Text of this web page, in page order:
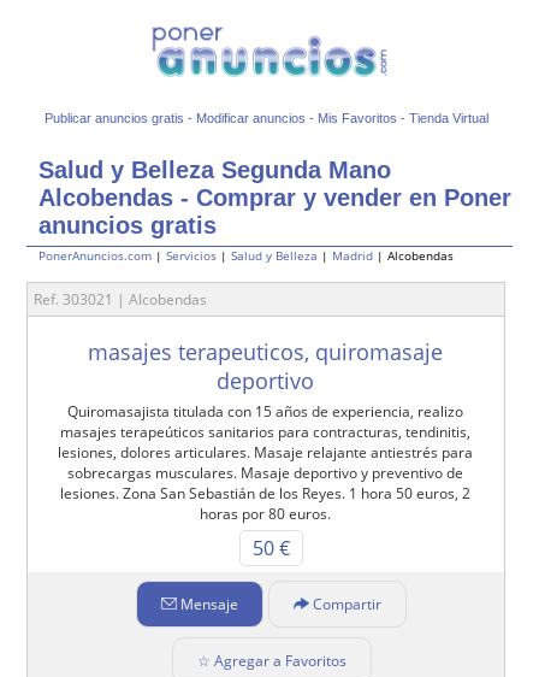
Publicar anuncios gratis - Modificar anuncios - Mis Favoritos -Tienda Virtual
Salud y Belleza Segunda Mano
Alcobendas - Comprar y vender en Poner
anuncios gratis
PonerAnuncios.com |Servicios |Salud y Belleza | Madrid | Alcobendas
Ref. 303021 | Alcobendas
masajes terapeuticos, quiromasaje
deportivo
Quiromasajista titulada con 15 años de experiencia, realizo
masajes terapeúticos sanitarios para contracturas, tendinitis,
lesiones, dolores articulares. Masaje relajante antiestrés para
sobrecargas musculares. Masaje deportivo y preventivo de
lesiones. Zona San Sebastián de los Reyes. 1 hora 50 euros, 2
horas por 80 euros.
50 €
Mensaje Compartir
☆ Agregar a Favoritos